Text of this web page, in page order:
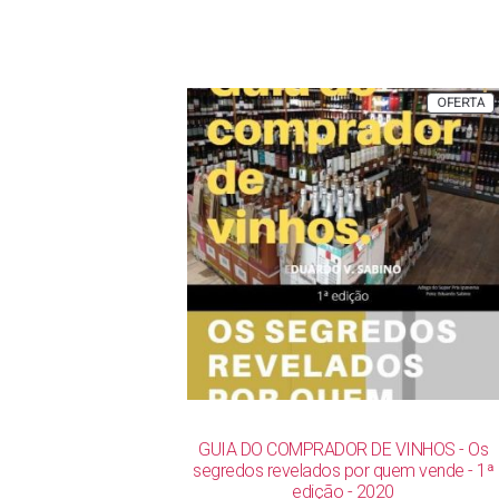
OFERTA
GUIA DO COMPRADOR DE VINHOS - Os
segredos revelados por quem vende - 1ª
edição - 2020